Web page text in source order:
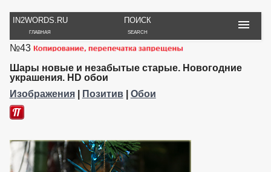
IN2WORDS.RU
ГЛАВНАЯ
ПОИСК
SEARCH
РУКОДЕЛИЕ ТОВАРЫ ПУТЕШЕСТВИЯ
ИГРЫ
И ИГРУШКИ
ОБОИ
№43
Шары новые и незабытые старые. Новогодние
украшения. HD обои
Изображения| Позитив| Обои